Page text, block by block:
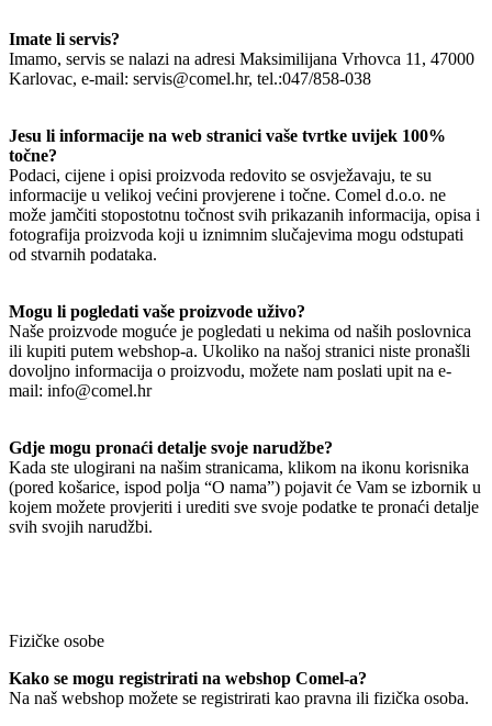
Imate li servis?
Imamo, servis se nalazi na adresi Maksimilijana Vrhovca 11, 47000
Karlovac, e-mail: servis@comel.hr, tel.:047/858-038
Jesu li informacije na web stranici vaše tvrtke uvijek 100%
točne?
Podaci, cijene i opisi proizvoda redovito se osvježavaju, te su
informacije u velikoj većini provjerene i točne. Comel d.o.o. ne
može jamčiti stopostotnu točnost svih prikazanih informacija, opisa i
fotografija proizvoda koji u iznimnim slučajevima mogu odstupati
od stvarnih podataka.
Mogu li pogledati vaše proizvode uživo?
Naše proizvode moguće je pogledati u nekima od naših poslovnica
ili kupiti putem webshop-a. Ukoliko na našoj stranici niste pronašli
dovoljno informacija o proizvodu, možete nam poslati upit na e-
mail: info@comel.hr
Gdje mogu pronaći detalje svoje narudžbe?
Kada ste ulogirani na našim stranicama, klikom na ikonu korisnika
(pored košarice, ispod polja “O nama”) pojavit će Vam se izbornik u
kojem možete provjeriti i urediti sve svoje podatke te pronaći detalje
svih svojih narudžbi.
Fizičke osobe
Kako se mogu registrirati na webshop Comel-a?
Na naš webshop možete se registrirati kao pravna ili fizička osoba.